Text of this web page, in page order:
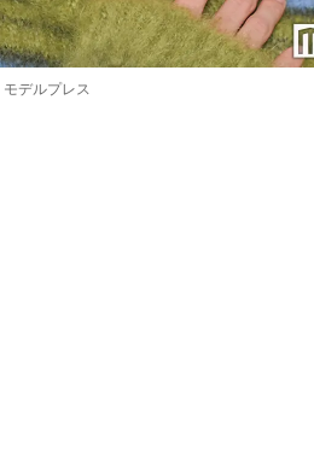
デルプレス